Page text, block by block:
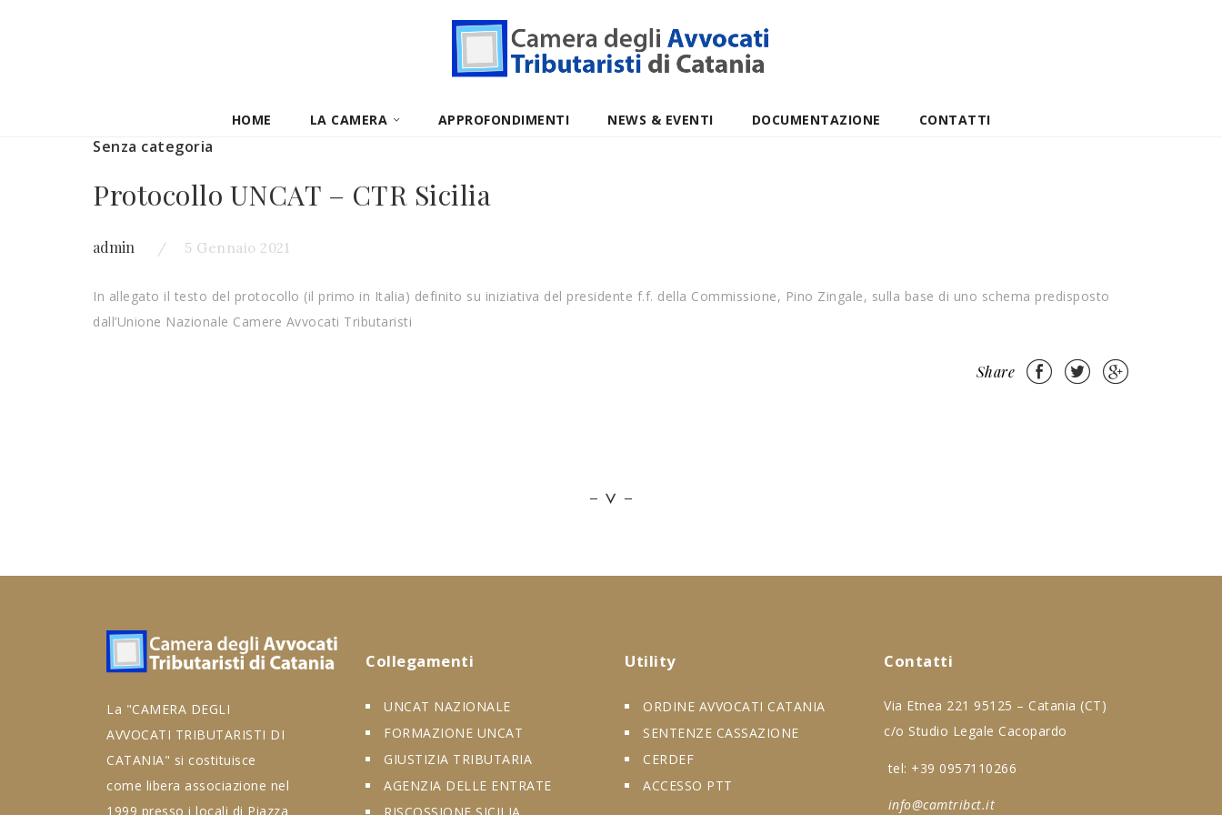
HOME LA CAMERA APPROFONDIMENTI NEWS & EVENTI DOCUMENTAZIONE CONTATTI
Senza categoria
Protocollo UNCAT – CTR Sicilia
admin 5 Gennaio 2021
In allegato il testo del protocollo (il primo in Italia) definito su iniziativa del presidente f.f. della Commissione, Pino Zingale, sulla base di uno schema predisposto
dall’Unione Nazionale Camere Avvocati Tributaristi
Share
La "CAMERA DEGLI
AVVOCATI TRIBUTARISTI DI
CATANIA" si costituisce
come libera associazione nel
1999 presso i locali di Piazza
Collegamenti
UNCAT NAZIONALE
FORMAZIONE UNCAT
GIUSTIZIA TRIBUTARIA
AGENZIA DELLE ENTRATE
Utility
ORDINE AVVOCATI CATANIA
SENTENZE CASSAZIONE
CERDEF
ACCESSO PTT
Contatti
Via Etnea 221 95125 – Catania (CT)
c/o Studio Legale Cacopardo
tel: +39 0957110266
info@camtribct.it